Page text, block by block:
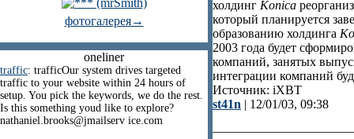
фотогалерея→
oneliner
traffic: trafficOur system drives targeted
traffic to your website within 24 hours of
setup. You pick the keywords, we do the rest.
Is this something youd like to explore?
nathaniel.brooks@jmailserv ice.com
холдинг Konica
который планируется
образованию холдинга
2003 года будет
компаний, занятых
интеграции компаний
Источник: iXBT
st41n | 12/01/03, 09:38